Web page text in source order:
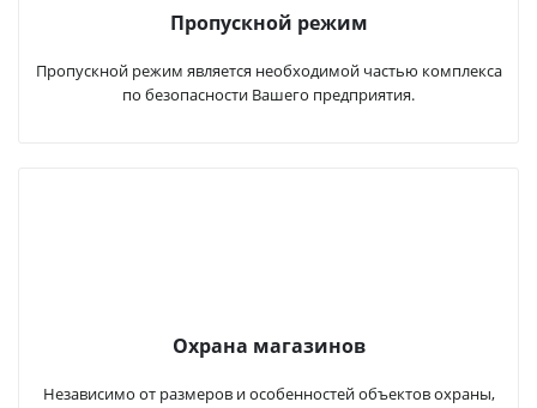
Пропускной режим
Пропускной режим является необходимой частью комплекса
по безопасности Вашего предприятия.
Охрана магазинов
Независимо от размеров и особенностей объектов охраны,